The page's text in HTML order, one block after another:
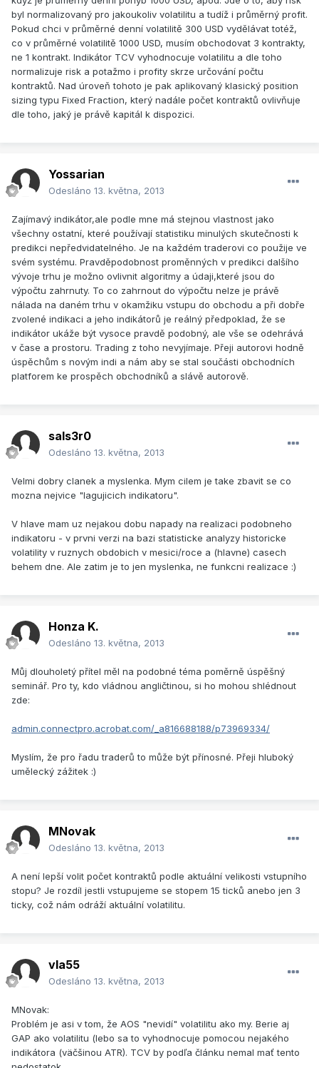
byl normalizovaný pro jakoukoliv volatilitu a tudíž i průměrný profit.
Pokud chci v průměrné denní volatilitě 300 USD vydělávat totéž,
co v průměrné volatilitě 1000 USD, musím obchodovat 3 kontrakty,
ne 1 kontrakt. Indikátor TCV vyhodnocuje volatilitu a dle toho
normalizuje risk a potažmo i profity skrze určování počtu
kontraktů. Nad úroveň tohoto je pak aplikovaný klasický position
sizing typu Fixed Fraction, který nadále počet kontraktů ovlivňuje
dle toho, jaký je právě kapitál k dispozici.
Yossarian
Odesláno 13. května, 2013
Zajímavý indikátor,ale podle mne má stejnou vlastnost jako
všechny ostatní, které používají statistiku minulých skutečnosti k
predikci nepředvidatelného. Je na každém traderovi co použije ve
svém systému. Pravděpodobnost proměnných v predikci dalšího
vývoje trhu je možno ovlivnit algoritmy a údaji,které jsou do
výpočtu zahrnuty. To co zahrnout do výpočtu nelze je právě
nálada na daném trhu v okamžiku vstupu do obchodu a při dobře
zvolené indikaci a jeho indikátorů je reálný předpoklad, že se
indikátor ukáže být vysoce pravdě podobný, ale vše se odehrává
v čase a prostoru. Trading z toho nevyjímaje. Přeji autorovi hodně
úspěchům s novým indi a nám aby se stal součásti obchodních
platforem ke prospěch obchodníků a slávě autorově.
sals3r0
Odesláno 13. května, 2013
Velmi dobry clanek a myslenka. Mym cilem je take zbavit se co
mozna nejvice "lagujicich indikatoru".
V hlave mam uz nejakou dobu napady na realizaci podobneho
indikatoru - v prvni verzi na bazi statisticke analyzy historicke
volatility v ruznych obdobich v mesici/roce a (hlavne) casech
behem dne. Ale zatim je to jen myslenka, ne funkcni realizace :)
Honza K.
Odesláno 13. května, 2013
Můj dlouholetý přítel měl na podobné téma poměrně úspěšný
seminář. Pro ty, kdo vládnou angličtinou, si ho mohou shlédnout
zde:
admin.connectpro.acrobat.com/_a816688188/p73969334/
Myslím, že pro řadu traderů to může být přínosné. Přeji hluboký
umělecký zážitek :)
MNovak
Odesláno 13. května, 2013
A není lepší volit počet kontraktů podle aktuální velikosti vstupního
stopu? Je rozdíl jestli vstupujeme se stopem 15 ticků anebo jen 3
ticky, což nám odráží aktuální volatilitu.
vla55
Odesláno 13. května, 2013
MNovak:
Problém je asi v tom, že AOS "nevidí" volatilitu ako my. Berie aj
GAP ako volatilitu (lebo sa to vyhodnocuje pomocou nejakého
indikátora (väčšinou ATR). TCV by podľa článku nemal mať tento